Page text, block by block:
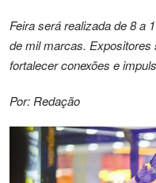
Feira será realizada de 8 a
de mil marcas. Expositores
fortalecer conexões e
Por: Redação